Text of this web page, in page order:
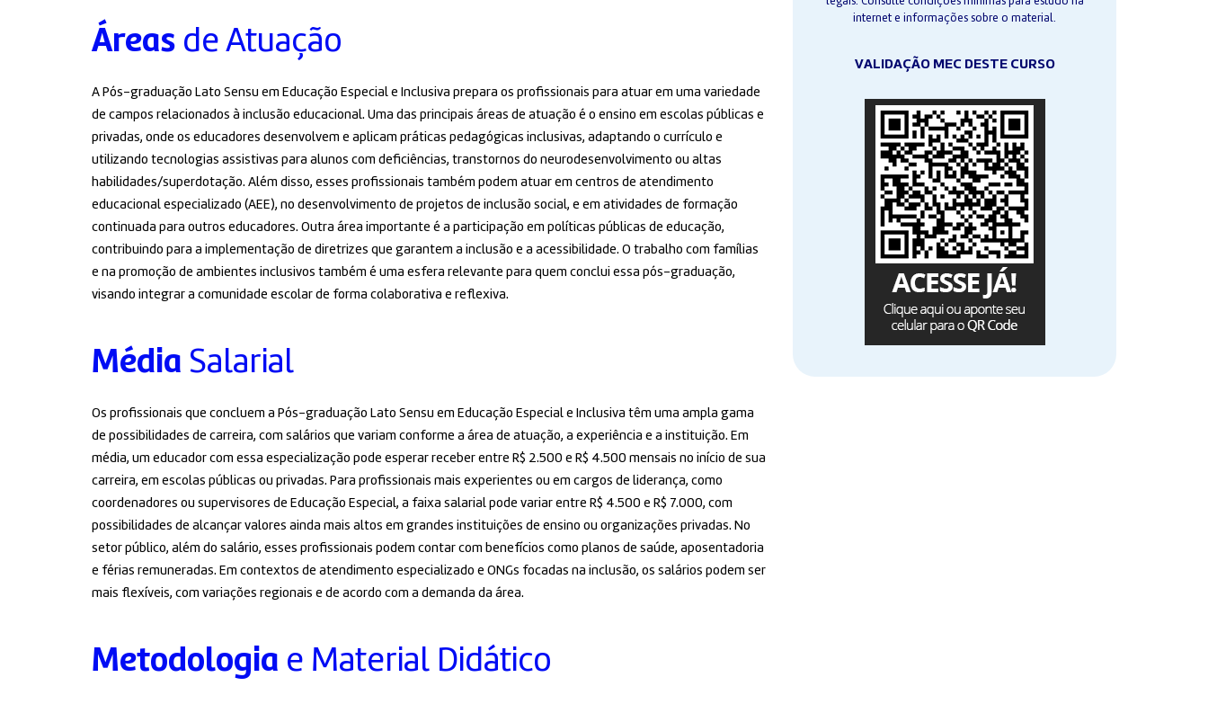
Áreas de Atuação
A Pós-graduação Lato Sensu em Educação Especial e Inclusiva prepara os profissionais para atuar em uma variedade
de campos relacionados à inclusão educacional. Uma das principais áreas de atuação é o ensino em escolas públicas e
privadas, onde os educadores desenvolvem e aplicam práticas pedagógicas inclusivas, adaptando o currículo e
utilizando tecnologias assistivas para alunos com deficiências, transtornos do neurodesenvolvimento ou altas
habilidades/superdotação. Além disso, esses profissionais também podem atuar em centros de atendimento
educacional especializado (AEE), no desenvolvimento de projetos de inclusão social, e em atividades de formação
continuada para outros educadores. Outra área importante é a participação em políticas públicas de educação,
contribuindo para a implementação de diretrizes que garantem a inclusão e a acessibilidade. O trabalho com famílias
e na promoção de ambientes inclusivos também é uma esfera relevante para quem conclui essa pós-graduação,
visando integrar a comunidade escolar de forma colaborativa e reflexiva.
Média Salarial
Os profissionais que concluem a Pós-graduação Lato Sensu em Educação Especial e Inclusiva têm uma ampla gama
de possibilidades de carreira, com salários que variam conforme a área de atuação, a experiência e a instituição. Em
média, um educador com essa especialização pode esperar receber entre R$ 2.500 e R$ 4.500 mensais no início de sua
carreira, em escolas públicas ou privadas. Para profissionais mais experientes ou em cargos de liderança, como
coordenadores ou supervisores de Educação Especial, a faixa salarial pode variar entre R$ 4.500 e R$ 7.000, com
possibilidades de alcançar valores ainda mais altos em grandes instituições de ensino ou organizações privadas. No
setor público, além do salário, esses profissionais podem contar com benefícios como planos de saúde, aposentadoria
e férias remuneradas. Em contextos de atendimento especializado e ONGs focadas na inclusão, os salários podem ser
mais flexíveis, com variações regionais e de acordo com a demanda da área.
Metodologia e Material Didático
internet e informações sobre o material.
VALIDAÇÃO MEC DESTE CURSO